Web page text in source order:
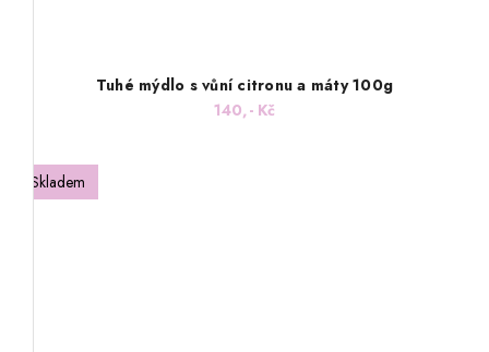
Tuhé mýdlo s vůní citronu a máty 100g
140,- Kč
Skladem